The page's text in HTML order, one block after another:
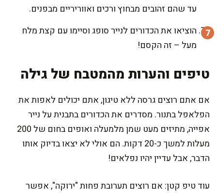
עד שהם זהובים מבחוץ ורכים ואווריריים מבפנים.
הוציאו את הכדורים לנייר סופג וסיימו עם קצת מלח
מעל – זה הקסם!
טיפים והערות מהמטבח של גילה
אם אתם רוצים גרסה ללא טיגון, אתם יכולים לאפות את
הפלאפל בתנור. מסדרים את הכדורים בתבנית על נייר
אפייה, מתיזים מעט שמן מלמעלה ואופים בחום של 200
מעלות למשך כ-20 דקות. הם אולי לא יצאו בדיוק אותו
הדבר, אבל עדיין יהיו נפלאים!
עוד טיפ קטן: אם רוצים תערובת פחות "ירוקה", אפשר